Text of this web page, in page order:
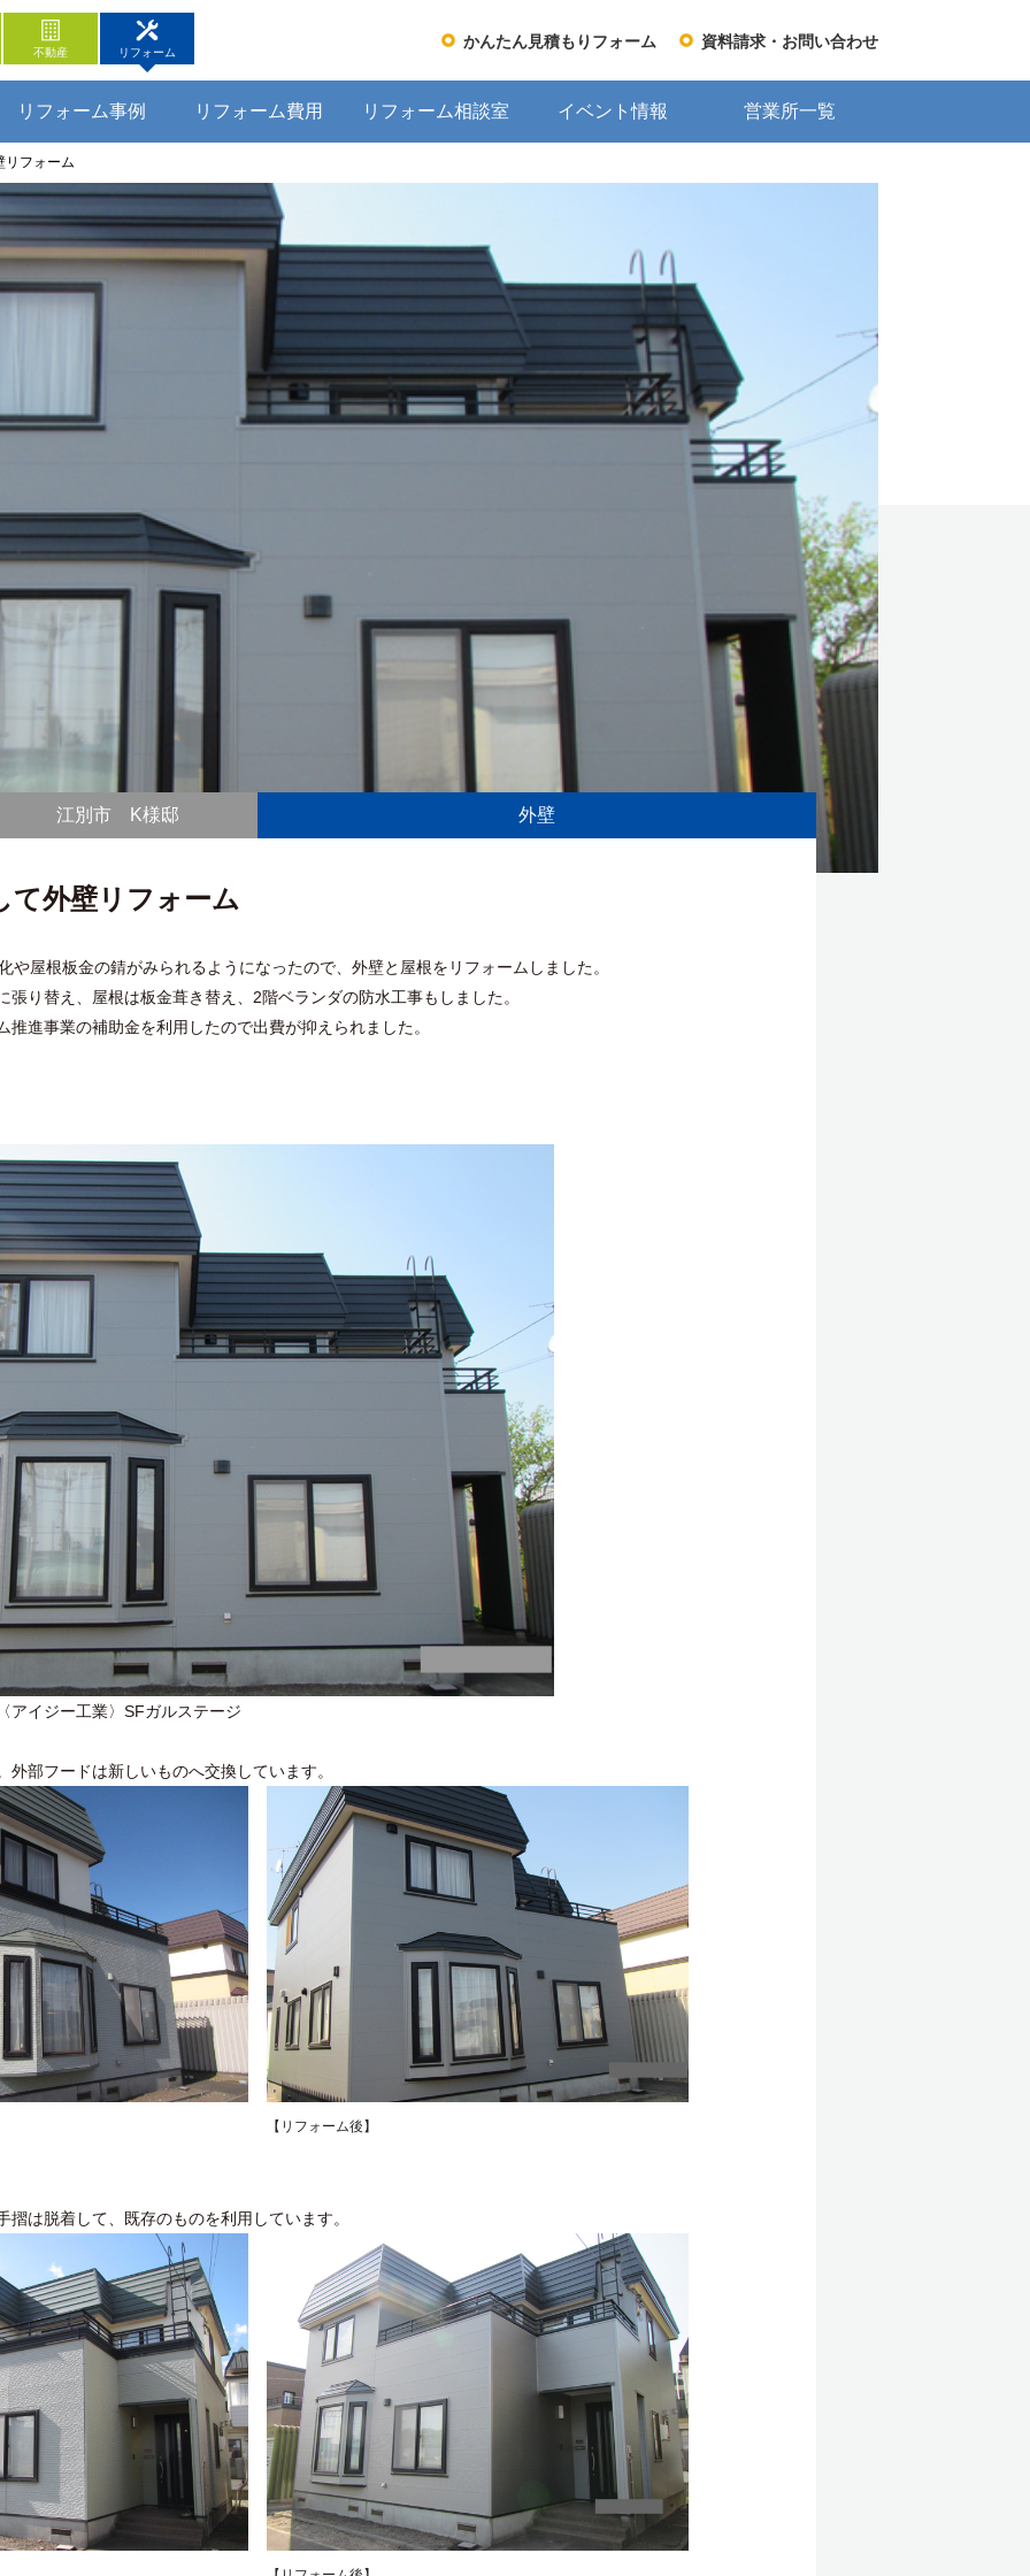
かんたん見積もりフォーム 資料請求・お問い合わせ
不動産 リフォーム
リフォーム事例 リフォーム費用 リフォーム相談室 イベント情報 営業所一覧
リフォーム
江別市 K様邸 外壁
て外壁リフォーム
や屋根板金の錆がみられるようになったので、外壁と屋根をリフォームしました。
張り替え、屋根は板金葺き替え、2階ベランダの防水工事もしました。
推進事業の補助金を利用したので出費が抑えられました。
アイジー工業〉SFガルステージ
外部フードは新しいものへ交換しています。
【リフォーム後】
摺は脱着して、既存のものを利用しています。